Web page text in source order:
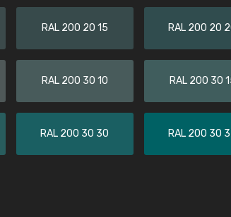
RAL 200 20 15 RAL 200 20
RAL 200 30 10 RAL 200 30
RAL 200 30 30 RAL 200 30